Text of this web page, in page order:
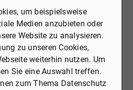
um beispielsweise
Medien anzubieten oder
Website zu analysieren.
zu unseren Cookies,
weiterhin nutzen. Um
Sie eine Auswahl treffen.
zum Thema Datenschutz